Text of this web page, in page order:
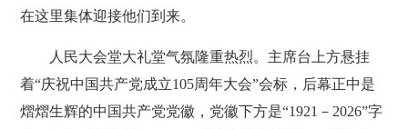
在这里集体迎接他们到来。
人民大会堂大礼堂气氛隆重热烈。主席台上方悬挂
着“庆祝中国共产党成立105周年大会”会标，后幕正中是
熠熠生辉的中国共产党党徽，党徽下方是“1921－2026”字